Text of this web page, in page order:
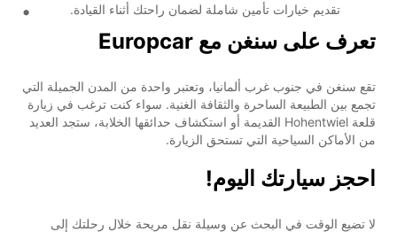
تقديم خيارات تأمين شاملة لضمان راحتك أثناء القيادة.
تعرف على سنغن مع Europcar
تقع سنغن في جنوب غرب ألمانيا، وتعتبر واحدة من المدن الجميلة التي
تجمع بين الطبيعة الساحرة والثقافة الغنية. سواء كنت ترغب في زيارة
قلعة Hohentwiel القديمة أو استكشاف حدائقها الخلابة، ستجد العديد
من الأماكن السياحية التي تستحق الزيارة.
احجز سيارتك اليوم!
لا تضيع الوقت في البحث عن وسيلة نقل مريحة خلال رحلتك إلى